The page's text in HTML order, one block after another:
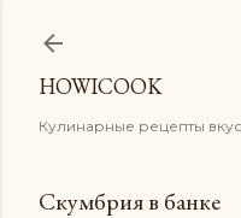
HOWICOOK
Кулинарные рецепты
Скумбрия в банке